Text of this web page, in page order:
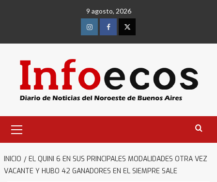
9 agosto, 2026
InstagramFacebookTwitter
primario
INICIO
EL QUINI 6 EN SUS PRINCIPALES MODALIDADES OTRA VEZ
VACANTE Y HUBO 42 GANADORES EN EL SIEMPRE SALE